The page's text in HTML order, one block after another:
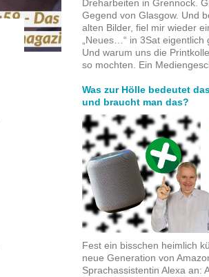
Dreharbeiten in Grennock.
Gegend von Glasgow. Und
alten Bilder, fiel mir wieder
„Neues…“ in 3Sat eigentlich
Und warum uns die
so mochten. Ein
Was zur Hölle bedeutet
und braucht man das?
Fest ein bisschen heimlich
neue Generation von
Sprachassistentin Alexa an: